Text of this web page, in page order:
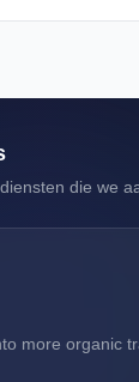
die we
more organic